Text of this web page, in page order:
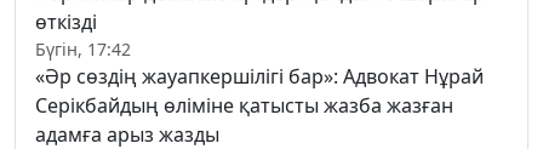
өткізді
Бүгін, 17:42
«Әр сөздің жауапкершілігі бар»: Адвокат Нұрай
Серікбайдың өліміне қатысты жазба жазған
адамға арыз жазды